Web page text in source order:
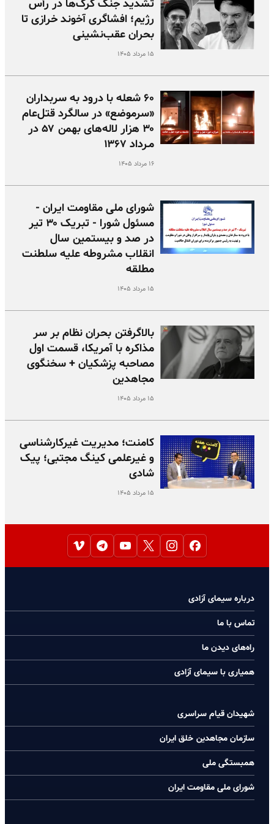
تشدید جنگ گرگ‌ها در رأس
رژیم؛ افشاگری آخوند خرازی تا
بحران عقب‌نشینی
۱۵ مرداد ۱۴۰۵
۶۰ شعله با درود به سربداران
«سرموضع» در سالگرد قتل‌عام
۳۰ هزار لاله‌های بهمن ۵۷ در
مـرداد ۱۳۶۷
۱۶ مرداد ۱۴۰۵
شورای ملی مقاومت ایران -
مسئول شورا - تبریک ۳۰ تیر
در صد و بیستمین سال
انقلاب مشروطه علیه سلطنت
مطلقه
۱۵ مرداد ۱۴۰۵
بالا‌گرفتن بحران نظام بر سر
مذاکره با آمریکا، قسمت اول
مصاحبه پزشکیان + سخنگوی
مجاهدین
۱۵ مرداد ۱۴۰۵
کامنت؛ مدیریت غیرکارشناسی
و غیرعلمی کینگ مجتبی؛ پیک
شادی
۱۵ مرداد ۱۴۰۵
درباره سیمای آزادی
تماس با ما
راه‌های دیدن ما
همیاری با سیمای آزادی
شهیدان قیام سراسری
سازمان مجاهدین خلق ایران
همبستگی ملی
شورای ملی مقاومت ایران